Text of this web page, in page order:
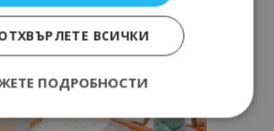
ВСИЧКИ
ПОДРОБНОСТИ